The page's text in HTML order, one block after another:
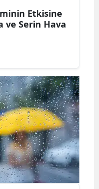
Etkisine
ve Serin Hava